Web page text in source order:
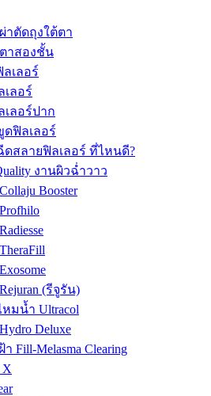
าตัดถุงใต้ตา
าสองชั้น
เลอร์
ลอร์
ลอร์ปาก
ฟิลเลอร์
สลายฟิลเลอร์ ที่ไหนดี?
งานผิวฉ่ำวาว
Booster
(รีจูรัน)
มน้ำ Ultracol
Deluxe
Fill-Melasma Clearing
X